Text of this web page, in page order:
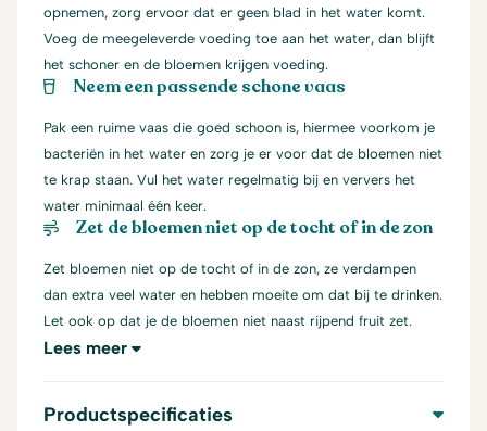
opnemen, zorg ervoor dat er geen blad in het water komt.
Voeg de meegeleverde voeding toe aan het water, dan blijft
het schoner en de bloemen krijgen voeding.
Neem een passende schone vaas
Pak een ruime vaas die goed schoon is, hiermee voorkom je
bacteriën in het water en zorg je er voor dat de bloemen niet
te krap staan. Vul het water regelmatig bij en ververs het
water minimaal één keer.
Zet de bloemen niet op de tocht of in de zon
Zet bloemen niet op de tocht of in de zon, ze verdampen
dan extra veel water en hebben moeite om dat bij te drinken.
Let ook op dat je de bloemen niet naast rijpend fruit zet.
Lees meer
Productspecificaties